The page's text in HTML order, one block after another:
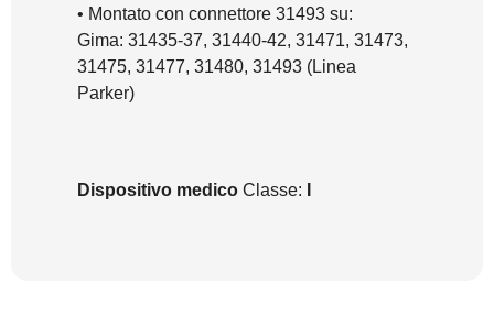
• Montato con connettore 31493 su:
Gima: 31435-37, 31440-42, 31471, 31473,
31475, 31477, 31480, 31493 (Linea
Parker)
Dispositivo medico Classe: